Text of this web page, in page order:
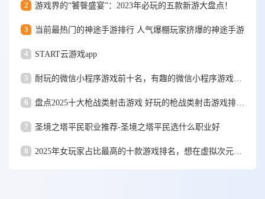
2 游戏界的“饕餮盛宴”：2023年必玩的五款新游大盘点！
3 当前最热门的神途手游排行 人气爆棚玩家挤爆的神途手游
4 START云游戏app
5 耐玩的微信小程序游戏前十名，有趣的微信小程序游戏推荐2025
6 盘点2025十大枪战类射击游戏 好玩的枪战类射击游戏排行榜top10
7 圣境之塔平民职业推荐-圣境之塔平民选什么职业好
8 2025年女玩家占比最高的十款游戏排名，想在虚拟次元脱单的看过来